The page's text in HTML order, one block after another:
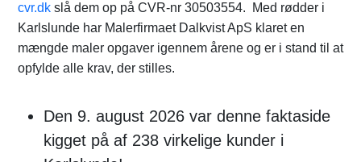
cvr.dk slå dem op på CVR-nr 30503554. Med rødder i
Karlslunde har Malerfirmaet Dalkvist ApS klaret en
mængde maler opgaver igennem årene og er i stand til at
opfylde alle krav, der stilles.
Den 9. august 2026 var denne faktaside
kigget på af 238 virkelige kunder i